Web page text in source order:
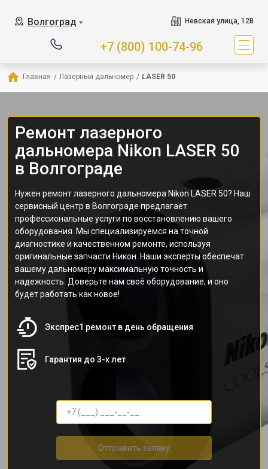
Волгоград ▼ Невская улица, 12В
+7 (800) 100-74-96
Главная / Лазерный дальномер / LASER 50
Ремонт лазерного
дальномера Nikon LASER 50
в Волгограде
Нужен ремонт лазерного дальномера Nikon LASER 50? Наш
сервисный центр в Волгограде предлагает
профессиональные услуги по восстановлению вашего
оборудования. Мы специализируемся на точной
диагностике и качественном ремонте, используя
оригинальные запчасти Никон. Наши эксперты обеспечат
вашему дальномеру максимальную точность и
надежность. Доверьте нам своё оборудование, и оно
будет работать как новое!
Экспрес1 ремонт в день обращения
Гарантия до 3-х лет
Отправить заявку